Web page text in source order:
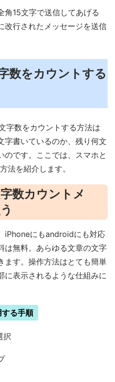
角15文字で送信してあげる
改行されたメッセージを送信
数をカウントする
字数をカウントする方法は
字書いているのか、残り何文
のです。ここでは、スマホと
法を紹介します。
数カウントメ
iPhoneにもandroidにも対応
は無料。あらゆる文章の文字
ます。操作方法はとても簡単
に表示されるような仕組みに
る手順
択